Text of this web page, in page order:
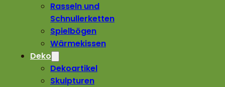
Rasseln und
Schnullerketten
Spielbögen
Wärmekissen
Deko
Dekoartikel
Skulpturen